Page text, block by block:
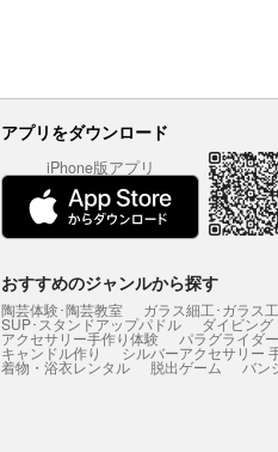
アプリをダウンロード
iPhone版アプリ
おすすめのジャンルから探す
陶芸体験･陶芸教室 ガラス細工･ガラス
SUP･スタンドアップパドル ダイビン
アクセサリー手作り体験 パラグライダー
キャンドル作り シルバーアクセサリー
着物・浴衣レンタル 脱出ゲーム バン